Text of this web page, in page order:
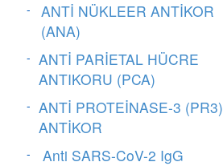
ANTİ NÜKLEER ANTİKOR
(ANA)
ANTİ PARİETAL HÜCRE
ANTIKORU (PCA)
ANTİ PROTEİNASE-3 (PR3)
ANTİKOR
Anti SARS-CoV-2 IgG